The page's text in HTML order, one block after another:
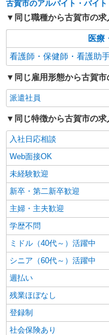
古賀市のアルバイト・バイ
同じ職種から古賀市の
医療
看護師・保健師・看護助
同じ雇用形態から古賀
派遣社員
同じ特徴から古賀市の
入社日応相談
Web面接OK
未経験歓迎
新卒・第二新卒歓迎
主婦・主夫歓迎
学歴不問
ミドル（40代～）活躍中
シニア（60代～）活躍中
週払い
残業ほぼなし
登録制
社会保険あり